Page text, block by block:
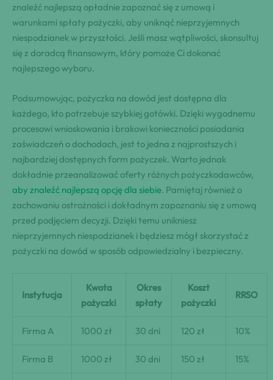
⁣znaleźć najlepszą opładnie ⁤⁢zapoznać się​ z umową i
warunkami spłaty pożyczki, aby uniknąć nieprzyjemnych
niespodzianek w przyszłości. ⁤Jeśli masz wątpliwości, ⁢skonsultuj‍
się z ⁢doradcą finansowym, który pomoże Ci ⁣dokonać​
najlepszego wyboru.
Podsumowując, ⁣pożyczka na dowód jest dostępna⁢ dla
każdego, kto potrzebuje szybkiej gotówki. ⁤Dzięki wygodnemu ​
procesowi ⁢wnioskowania i brakowi konieczności posiadania‌
zaświadczeń o dochodach, jest⁤ to ⁢jedna z ⁣najprostszych i
najbardziej dostępnych form pożyczek. ⁤Warto jednak
dokładnie przeanalizować ‌oferty różnych⁤ pożyczkodawców,
aby znaleźć najlepszą⁤ opcję dla siebie.​ Pamiętaj również o
zachowaniu ostrożności​ i dokładnym⁤ zapoznaniu ‍się ‍z umową
przed podjęciem decyzji. Dzięki temu unikniesz
nieprzyjemnych niespodzianek i będziesz mógł skorzystać z
pożyczki‍ na dowód ⁣w sposób odpowiedzialny i bezpieczny.
Instytucja
Kwota
pożyczki
Okres
spłaty
Koszt⁣
pożyczki
RRSO
Firma A 1000⁢ zł 30 dni 120 zł 10%
Firma B 1000 zł 30 dni 150 zł 15%